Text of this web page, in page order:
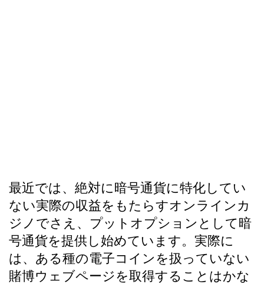
最近では、絶対に暗号通貨に特化してい
ない実際の収益をもたらすオンラインカ
ジノでさえ、プットオプションとして暗
号通貨を提供し始めています。実際に
は、ある種の電子コインを扱っていない
賭博ウェブページを取得することはかな